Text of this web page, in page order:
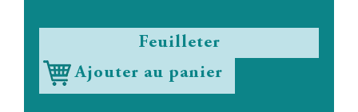
Feuilleter
Ajouter au panier